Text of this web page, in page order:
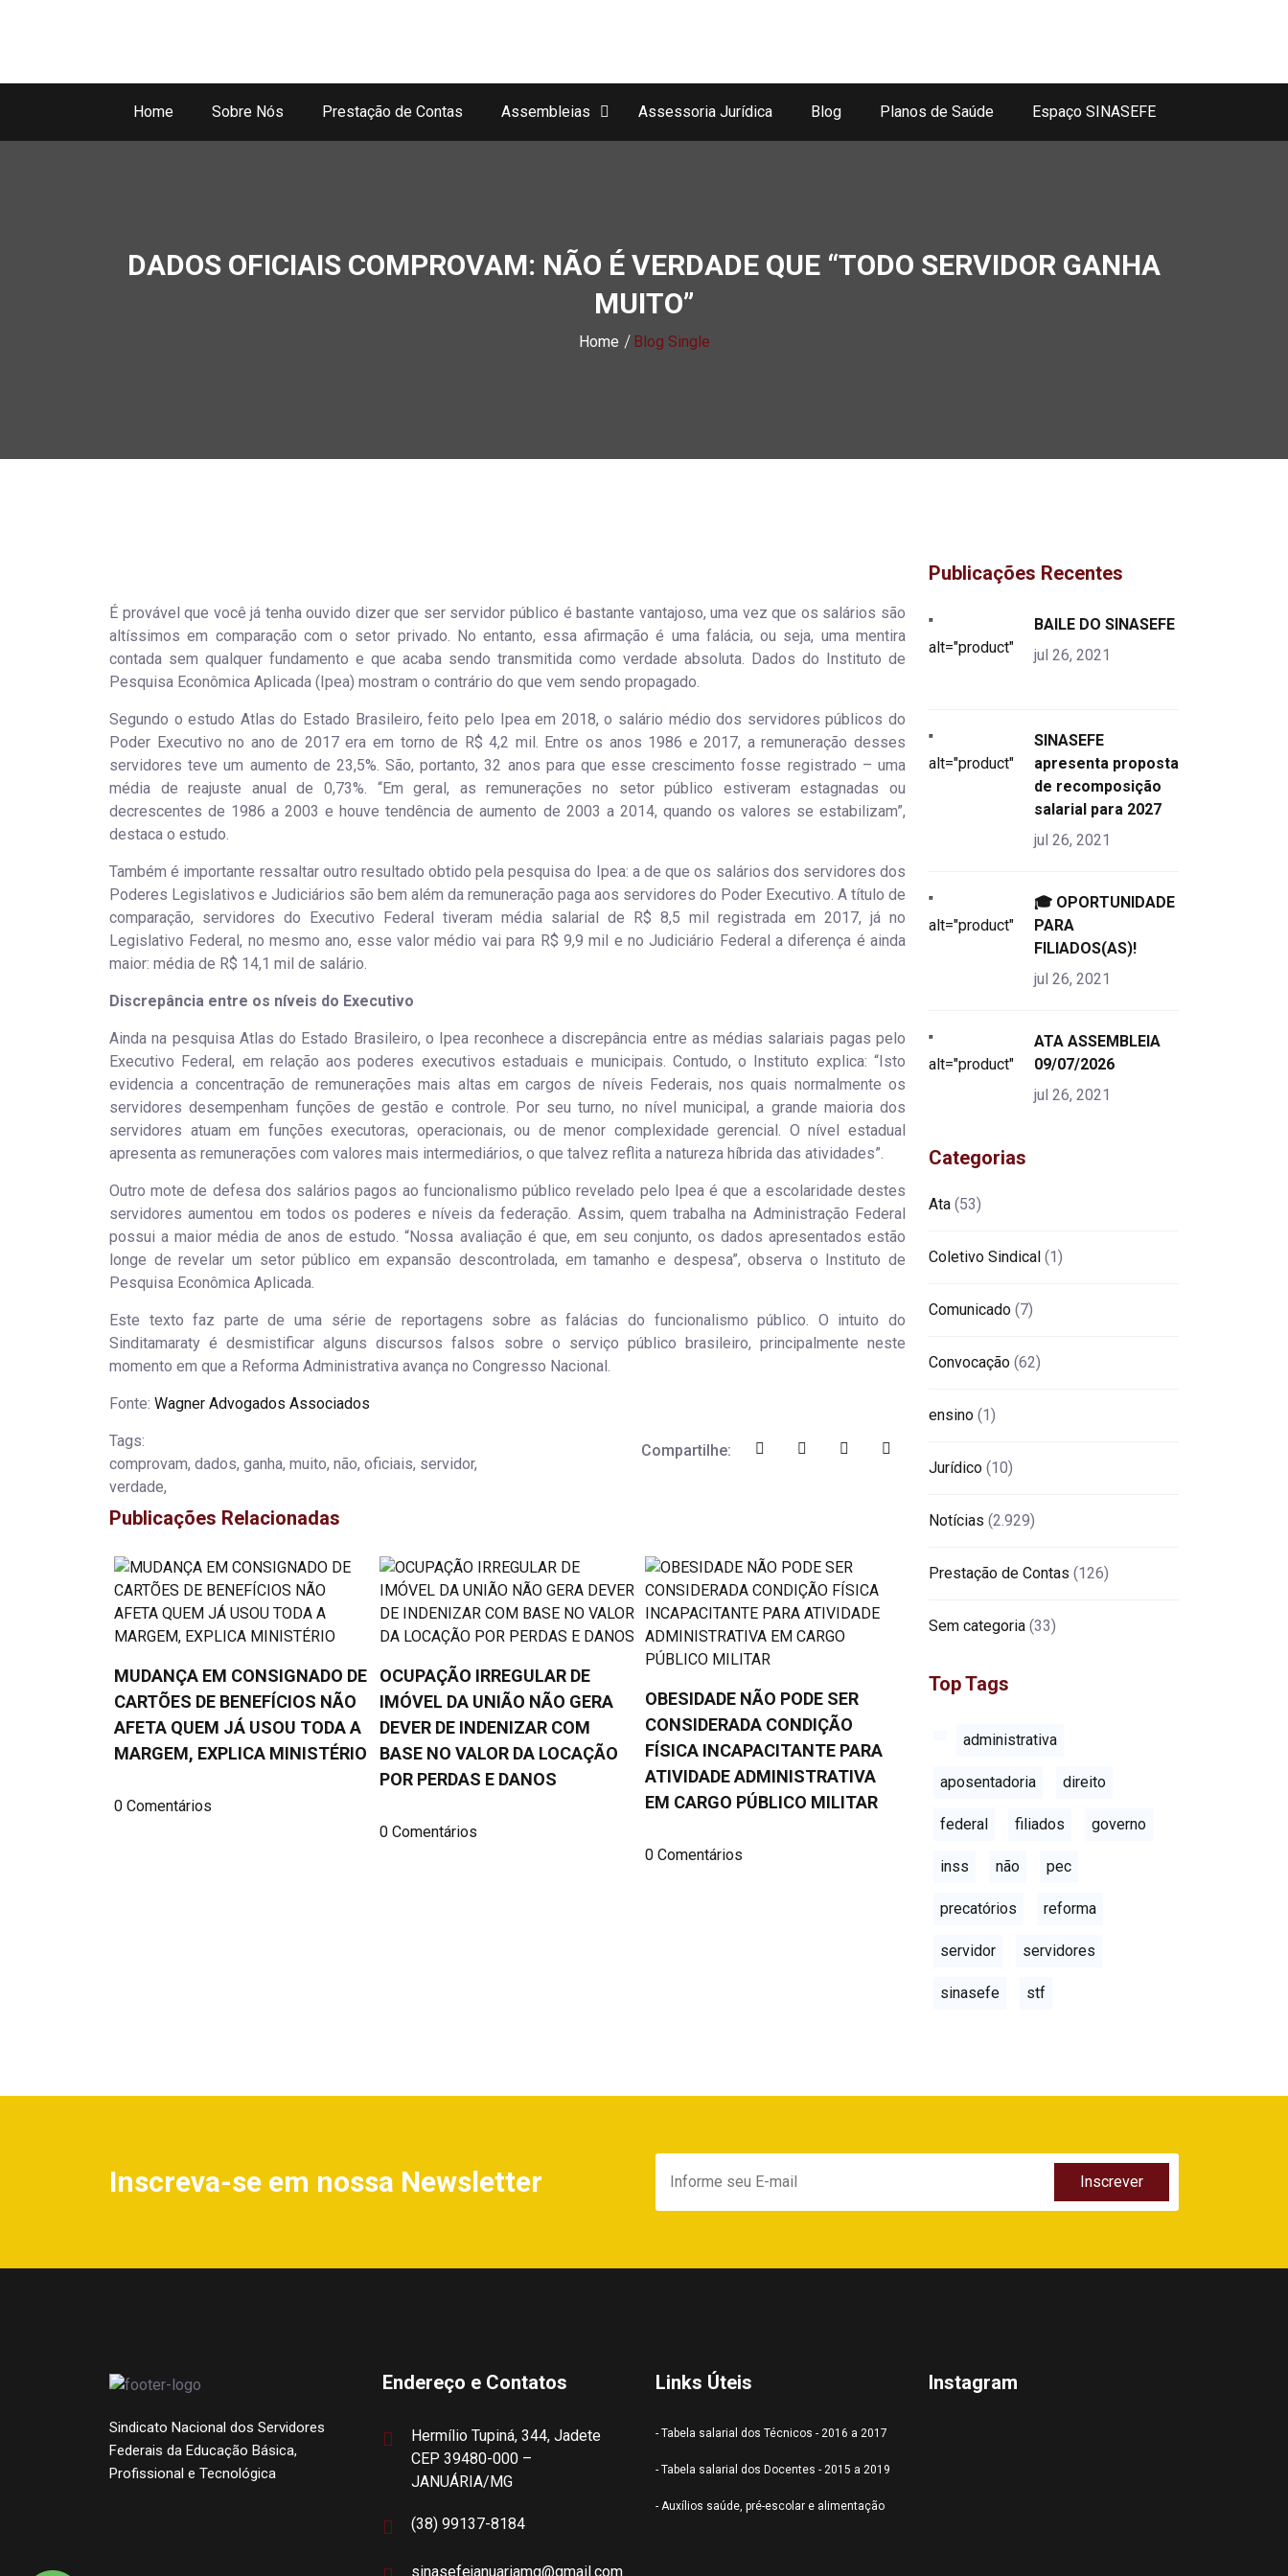
Home Sobre Nós Prestação de Contas Assembleias Assessoria Jurídica Blog Planos de Saúde Espaço SINASEFE
DADOS OFICIAIS COMPROVAM: NÃO É VERDADE QUE “TODO SERVIDOR GANHA
MUITO”
Home Blog Single
É provável que você já tenha ouvido dizer que ser servidor público é bastante vantajoso, uma vez que os salários são
altíssimos em comparação com o setor privado. No entanto, essa afirmação é uma falácia, ou seja, uma mentira
contada sem qualquer fundamento e que acaba sendo transmitida como verdade absoluta. Dados do Instituto de
Pesquisa Econômica Aplicada (Ipea) mostram o contrário do que vem sendo propagado.
Segundo o estudo Atlas do Estado Brasileiro, feito pelo Ipea em 2018, o salário médio dos servidores públicos do
Poder Executivo no ano de 2017 era em torno de R$ 4,2 mil. Entre os anos 1986 e 2017, a remuneração desses
servidores teve um aumento de 23,5%. São, portanto, 32 anos para que esse crescimento fosse registrado – uma
média de reajuste anual de 0,73%. “Em geral, as remunerações no setor público estiveram estagnadas ou
decrescentes de 1986 a 2003 e houve tendência de aumento de 2003 a 2014, quando os valores se estabilizam”,
destaca o estudo.
Também é importante ressaltar outro resultado obtido pela pesquisa do Ipea: a de que os salários dos servidores dos
Poderes Legislativos e Judiciários são bem além da remuneração paga aos servidores do Poder Executivo. A título de
comparação, servidores do Executivo Federal tiveram média salarial de R$ 8,5 mil registrada em 2017, já no
Legislativo Federal, no mesmo ano, esse valor médio vai para R$ 9,9 mil e no Judiciário Federal a diferença é ainda
maior: média de R$ 14,1 mil de salário.
Discrepância entre os níveis do Executivo
Ainda na pesquisa Atlas do Estado Brasileiro, o Ipea reconhece a discrepância entre as médias salariais pagas pelo
Executivo Federal, em relação aos poderes executivos estaduais e municipais. Contudo, o Instituto explica: “Isto
evidencia a concentração de remunerações mais altas em cargos de níveis Federais, nos quais normalmente os
servidores desempenham funções de gestão e controle. Por seu turno, no nível municipal, a grande maioria dos
servidores atuam em funções executoras, operacionais, ou de menor complexidade gerencial. O nível estadual
apresenta as remunerações com valores mais intermediários, o que talvez reflita a natureza híbrida das atividades”.
Outro mote de defesa dos salários pagos ao funcionalismo público revelado pelo Ipea é que a escolaridade destes
servidores aumentou em todos os poderes e níveis da federação. Assim, quem trabalha na Administração Federal
possui a maior média de anos de estudo. “Nossa avaliação é que, em seu conjunto, os dados apresentados estão
longe de revelar um setor público em expansão descontrolada, em tamanho e despesa”, observa o Instituto de
Pesquisa Econômica Aplicada.
Este texto faz parte de uma série de reportagens sobre as falácias do funcionalismo público. O intuito do
Sinditamaraty é desmistificar alguns discursos falsos sobre o serviço público brasileiro, principalmente neste
momento em que a Reforma Administrativa avança no Congresso Nacional.
Fonte: Wagner Advogados Associados
Tags:
comprovam, dados, ganha, muito, não, oficiais, servidor,
verdade,
Compartilhe:
Publicações Relacionadas
MUDANÇA EM CONSIGNADO DE
CARTÕES DE BENEFÍCIOS NÃO
AFETA QUEM JÁ USOU TODA A
MARGEM, EXPLICA MINISTÉRIO
0 Comentários
OCUPAÇÃO IRREGULAR DE
IMÓVEL DA UNIÃO NÃO GERA
DEVER DE INDENIZAR COM
BASE NO VALOR DA LOCAÇÃO
POR PERDAS E DANOS
0 Comentários
OBESIDADE NÃO PODE SER
CONSIDERADA CONDIÇÃO
FÍSICA INCAPACITANTE PARA
ATIVIDADE ADMINISTRATIVA
EM CARGO PÚBLICO MILITAR
0 Comentários
Publicações Recentes
"
alt="product">
BAILE DO SINASEFE
jul 26, 2021
"
alt="product">
SINASEFE
apresenta proposta
de recomposição
salarial para 2027
jul 26, 2021
"
alt="product">
🎓 OPORTUNIDADE
PARA
FILIADOS(AS)!
jul 26, 2021
"
alt="product">
ATA ASSEMBLEIA
09/07/2026
jul 26, 2021
Categorias
Ata (53)
Coletivo Sindical (1)
Comunicado (7)
Convocação (62)
ensino (1)
Jurídico (10)
Notícias (2.929)
Prestação de Contas (126)
Sem categoria (33)
Top Tags
administrativa
aposentadoria direito
federal filiados governo
inss não pec
precatórios reforma
servidor servidores
sinasefe stf
Inscreva-se em nossa Newsletter
Sindicato Nacional dos Servidores
Federais da Educação Básica,
Profissional e Tecnológica
Endereço e Contatos
Hermílio Tupiná, 344, Jadete
CEP 39480-000 –
JANUÁRIA/MG
(38) 99137-8184
sinasefejanuariamg@gmail.com
Links Úteis
- Tabela salarial dos Técnicos - 2016 a 2017
- Tabela salarial dos Docentes - 2015 a 2019
- Auxílios saúde, pré-escolar e alimentação
Instagram